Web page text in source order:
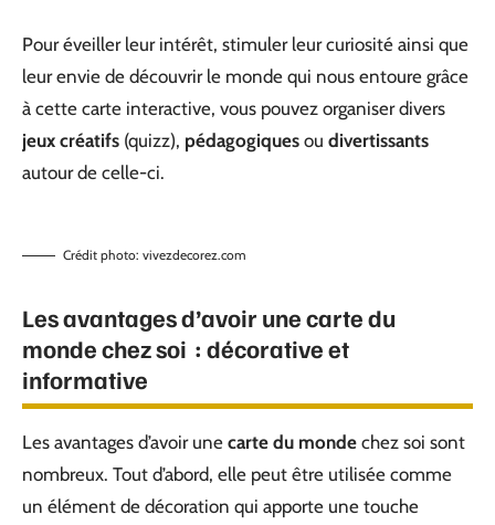
Pour éveiller leur intérêt, stimuler leur curiosité ainsi que
leur envie de découvrir le monde qui nous entoure grâce
à cette carte interactive, vous pouvez organiser divers
jeux créatifs (quizz), pédagogiques ou divertissants
autour de celle-ci.
Crédit photo: vivezdecorez.com
Les avantages d’avoir une carte du
monde chez soi : décorative et
informative
Les avantages d’avoir une carte du monde chez soi sont
nombreux. Tout d’abord, elle peut être utilisée comme
un élément de décoration qui apporte une touche